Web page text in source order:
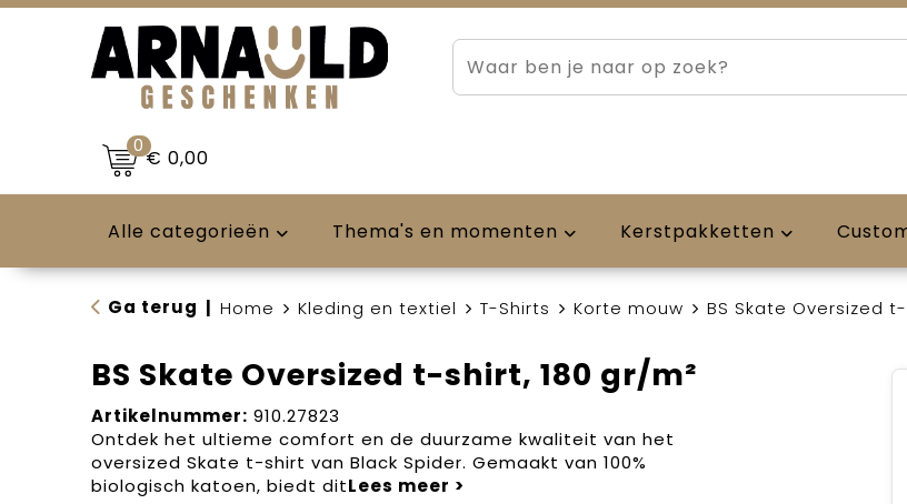
0€ 0,00
Alle categorieën Thema's en momenten Kerstpakketten
Ga terug Home Kleding en textiel T-Shirts Korte mouw BS Skate Oversized
BS Skate Oversized t-shirt, 180 gr/m²
Artikelnummer: 910.27823
Ontdek het ultieme comfort en de duurzame kwaliteit van het
oversized Skate t-shirt van Black Spider. Gemaakt van 100%
biologisch katoen, biedt dit